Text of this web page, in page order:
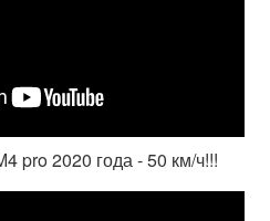
pro 2020 года - 50 км/ч!!!